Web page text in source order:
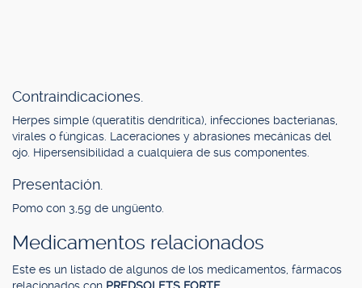
Contraindicaciones.
Herpes simple (queratitis dendrítica), infecciones bacterianas,
virales o fúngicas. Laceraciones y abrasiones mecánicas del
ojo. Hipersensibilidad a cualquiera de sus componentes.
Presentación.
Pomo con 3,5g de ungüento.
Medicamentos relacionados
Este es un listado de algunos de los medicamentos, fármacos